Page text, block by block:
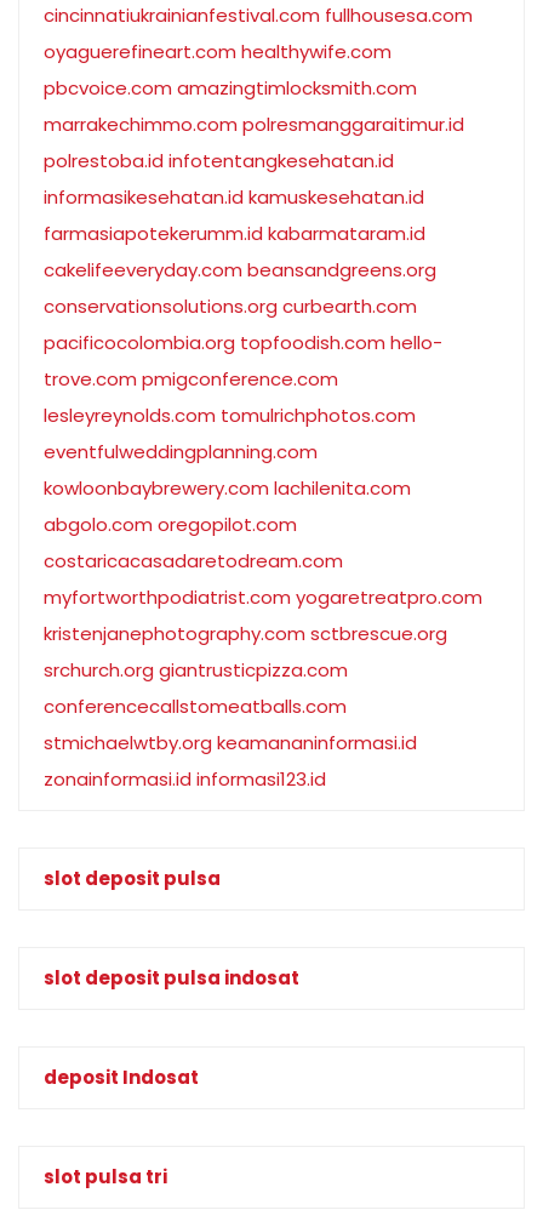
cincinnatiukrainianfestival.com fullhousesa.com
oyaguerefineart.com healthywife.com
pbcvoice.com amazingtimlocksmith.com
marrakechimmo.com polresmanggaraitimur.id
polrestoba.id infotentangkesehatan.id
informasikesehatan.id kamuskesehatan.id
farmasiapotekerumm.id kabarmataram.id
cakelifeeveryday.com beansandgreens.org
conservationsolutions.org curbearth.com
pacificocolombia.org topfoodish.com hello-
trove.com pmigconference.com
lesleyreynolds.com tomulrichphotos.com
eventfulweddingplanning.com
kowloonbaybrewery.com lachilenita.com
abgolo.com oregopilot.com
costaricacasadaretodream.com
myfortworthpodiatrist.com yogaretreatpro.com
kristenjanephotography.com sctbrescue.org
srchurch.org giantrusticpizza.com
conferencecallstomeatballs.com
stmichaelwtby.org keamananinformasi.id
zonainformasi.id informasi123.id
slot deposit pulsa
slot deposit pulsa indosat
deposit Indosat
slot pulsa tri